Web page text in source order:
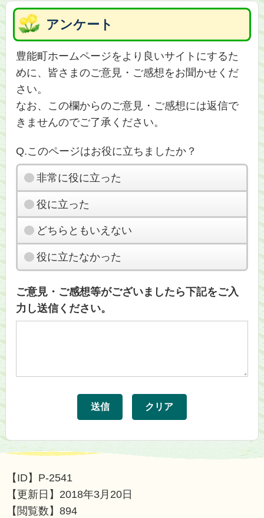
アンケート
豊能町ホームページをより良いサイトにするた
めに、皆さまのご意見・ご感想をお聞かせくだ
さい。
なお、この欄からのご意見・ご感想には返信で
きませんのでご了承ください。
Q.このページはお役に立ちましたか？
非常に役に立った
役に立った
どちらともいえない
役に立たなかった
ご意見・ご感想等がございましたら下記をご入
力し送信ください。
【ID】 P-2541
【更新日】 2018年3月20日
【閲覧数】894